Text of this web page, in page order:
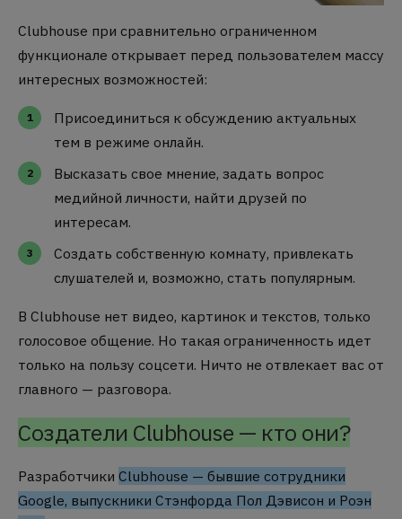
Clubhouse при сравнительно ограниченном
функционале открывает перед пользователем массу
интересных возможностей:
Присоединиться к обсуждению актуальных
тем в режиме онлайн.
Высказать свое мнение, задать вопрос
медийной личности, найти друзей по
интересам.
Создать собственную комнату, привлекать
слушателей и, возможно, стать популярным.
В Clubhouse нет видео, картинок и текстов, только
голосовое общение. Но такая ограниченность идет
только на пользу соцсети. Ничто не отвлекает вас от
главного — разговора.
Создатели Clubhouse — кто они?
Разработчики Clubhouse — бывшие сотрудники
Google, выпускники Стэнфорда Пол Дэвисон и Роэн